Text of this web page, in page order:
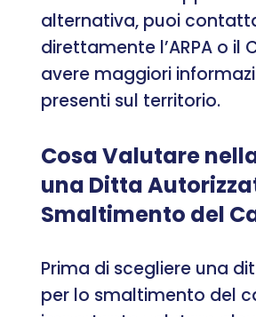
alternativa, puoi
direttamente l’ARPA o il
avere maggiori
presenti sul territorio.
Cosa Valutare
una Ditta
Smaltimento del
Prima di scegliere una
per lo smaltimento del